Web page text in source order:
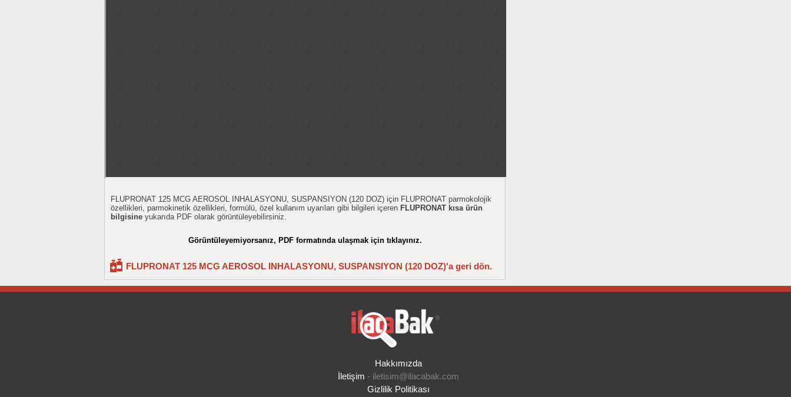
FLUPRONAT 125 MCG AEROSOL INHALASYONU, SUSPANSIYON (120 DOZ) için FLUPRONAT parmokolojik
özellikleri, parmokinetik özellikleri, formülü, özel kullanım uyarıları gibi bilgileri içeren FLUPRONAT kısa ürün
bilgisine yukarıda PDF olarak görüntüleyebilirsiniz.
Görüntüleyemiyorsanız, PDF formatında ulaşmak için tıklayınız.
FLUPRONAT 125 MCG AEROSOL INHALASYONU, SUSPANSIYON (120 DOZ)'a geri dön.
Hakkımızda
İletişim - iletisim@ilacabak.com
Gizlilik Politikası